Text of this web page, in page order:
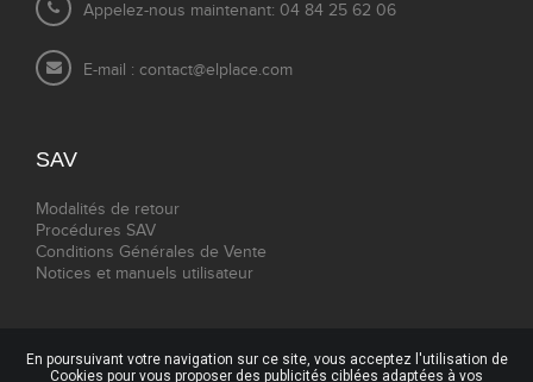
Appelez-nous maintenant: 04 84 25 62 06
E-mail : contact@elplace.com
SAV
Modalités de retour
Procédures SAV
Conditions Générales de Vente
Notices et manuels utilisateur
En poursuivant votre navigation sur ce site, vous acceptez l'utilisation de
Cookies pour vous proposer des publicités ciblées adaptées à vos